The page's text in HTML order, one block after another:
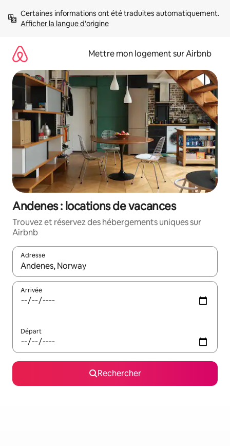
directement
Afficher la langue d'origine
Mettre mon logement sur Airbnb
Andenes : locations de vacances
Trouvez et réservez des hébergements uniques sur
Airbnb
Adresse
Lorsque les résultats s'affichent, utilisez les flèches vers le
Arrivée
Départ
Rechercher